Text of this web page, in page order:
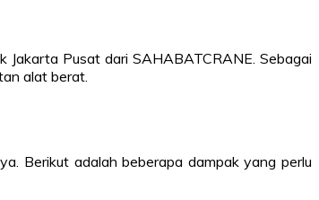
Jakarta Pusat dari SAHABATCRANE. Sebagai
alat berat.
Berikut adalah beberapa dampak yang perlu